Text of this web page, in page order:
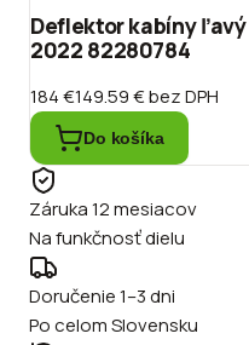
Deflektor kabíny
2022 82280784
184 €149.59 €bez DPH
Do košíka
Záruka 12 mesiacov
Na funkčnosť dielu
Doručenie 1–3 dni
Po celom Slovensku